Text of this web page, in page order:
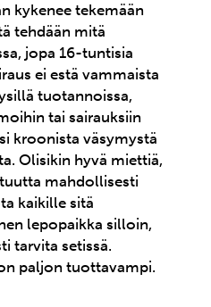
kykenee tekemään
tehdään mitä
jopa 16-tuntisia
ei estä vammaista
tuotannoissa,
tai sairauksiin
kroonista väsymystä
Olisikin hyvä miettiä,
mahdollisesti
kaikille sitä
lepopaikka silloin,
tarvita setissä.
paljon tuottavampi.